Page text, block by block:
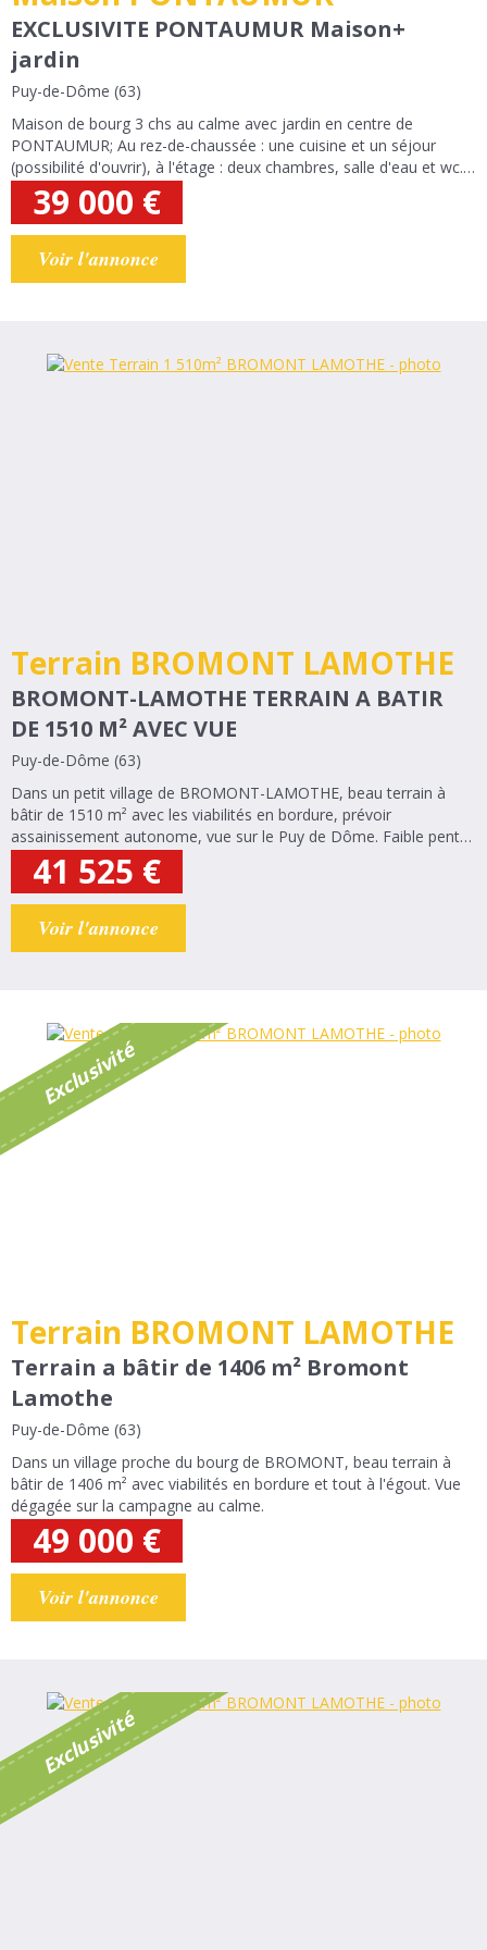
EXCLUSIVITE PONTAUMUR Maison+
jardin
Puy-de-Dôme (63)
Maison de bourg 3 chs au calme avec jardin en centre de
PONTAUMUR; Au rez-de-chaussée : une cuisine et un séjour
(possibilité d'ouvrir), à l'étage : deux chambres, salle d'eau et wc.
Au deuxième étage une troisième chambre, wc. Petit Jardin non
attenant: Maison à...
39 000 €
Voir l'annonce
Terrain BROMONT LAMOTHE
BROMONT-LAMOTHE TERRAIN A BATIR
DE 1510 M² AVEC VUE
Puy-de-Dôme (63)
Dans un petit village de BROMONT-LAMOTHE, beau terrain à
bâtir de 1510 m² avec les viabilités en bordure, prévoir
assainissement autonome, vue sur le Puy de Dôme. Faible pente.
Façade 22 m, longueur 54 m exposition côté accès ouest, terrain
sud-ouest.
41 525 €
Voir l'annonce
E
x
c
l
u
s
i
v
i
t
é
Terrain BROMONT LAMOTHE
Terrain a bâtir de 1406 m² Bromont
Lamothe
Puy-de-Dôme (63)
Dans un village proche du bourg de BROMONT, beau terrain à
bâtir de 1406 m² avec viabilités en bordure et tout à l'égout. Vue
dégagée sur la campagne au calme.
49 000 €
Voir l'annonce
E
x
c
l
u
s
i
v
i
t
é